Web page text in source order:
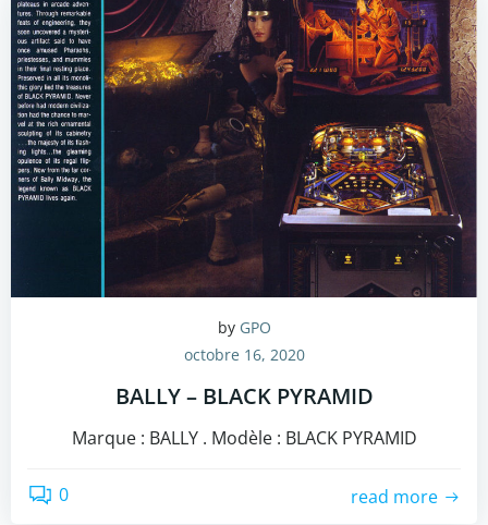
by GPO
octobre 16, 2020
BALLY – BLACK PYRAMID
Marque : BALLY . Modèle : BLACK PYRAMID
0 read more